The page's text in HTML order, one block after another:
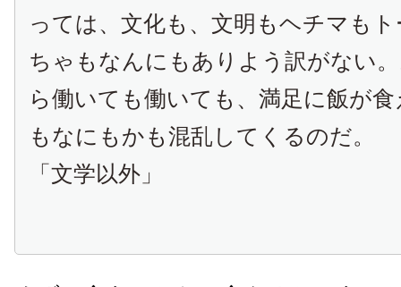
っては、文化も、文明もヘチマも
ちゃもなんにもありよう訳がない
ら働いても働いても、満足に飯が
もなにもかも混乱してくるのだ。
「文学以外」